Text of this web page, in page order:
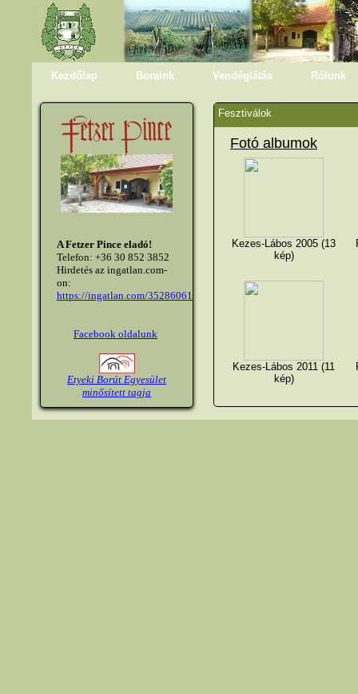
Kezdőlap Boraink Vendéglátás Rólunk
A Fetzer Pince eladó!
Telefon: +36 30 852 3852
Hirdetés az ingatlan.com-
on:
https://ingatlan.com/35286061
Facebook oldalunk
Etyeki Borút Egyesület
minősített tagja
Fesztiválok
Fotó albumok
Kezes-Lábos 2005 (13
kép)
Kezes-Lábos 2011 (11
kép)